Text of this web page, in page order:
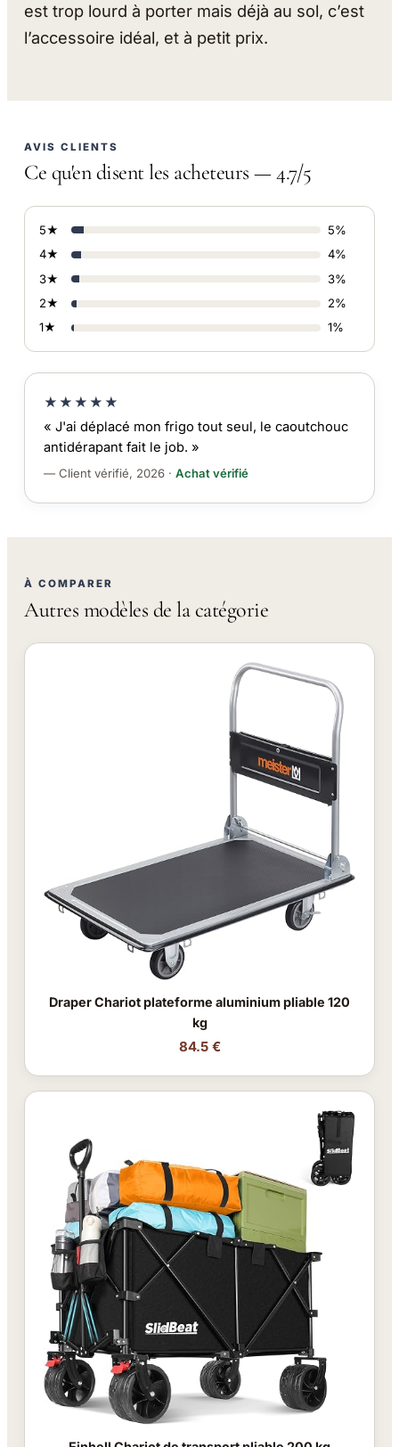
est trop lourd à porter mais déjà au sol, c’est
l’accessoire idéal, et à petit prix.
AVIS CLIENTS
Ce qu'en disent les acheteurs — 4.7/5
5★
5%
4★
4%
3★
3%
2★
2%
1★
1%
★★★★★
« J'ai déplacé mon frigo tout seul, le caoutchouc
antidérapant fait le job. »
— Client vérifié, 2026 · Achat vérifié
À COMPARER
Autres modèles de la catégorie
Draper Chariot plateforme aluminium pliable 120
kg
84.5 €